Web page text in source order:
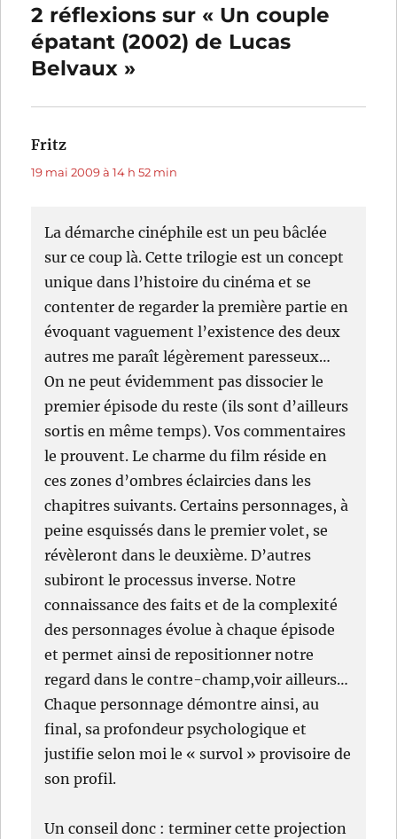
2 réflexions sur « Un couple
épatant (2002) de Lucas
Belvaux »
Fritz
19 mai 2009 à 14 h 52 min
La démarche cinéphile est un peu bâclée
sur ce coup là. Cette trilogie est un concept
unique dans l’histoire du cinéma et se
contenter de regarder la première partie en
évoquant vaguement l’existence des deux
autres me paraît légèrement paresseux…
On ne peut évidemment pas dissocier le
premier épisode du reste (ils sont d’ailleurs
sortis en même temps). Vos commentaires
le prouvent. Le charme du film réside en
ces zones d’ombres éclaircies dans les
chapitres suivants. Certains personnages, à
peine esquissés dans le premier volet, se
révèleront dans le deuxième. D’autres
subiront le processus inverse. Notre
connaissance des faits et de la complexité
des personnages évolue à chaque épisode
et permet ainsi de repositionner notre
regard dans le contre-champ,voir ailleurs…
Chaque personnage démontre ainsi, au
final, sa profondeur psychologique et
justifie selon moi le « survol » provisoire de
son profil.
Un conseil donc : terminer cette projection